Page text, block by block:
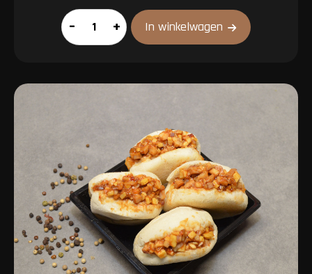
Kippeling
aantal
– + In winkelwagen